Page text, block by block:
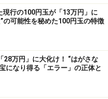
たり無駄な使い方をされ
ます。各省庁に任されて
般会計予算だけでキャパ
、特別会計まで管轄する
のようです。
、重複分を除くと一般会
現行の100円玉が「13万円」に
の可能性を秘めた100円玉の特徴
28万円」に大化け！ “はがさな
になり得る「エラー」の正体と